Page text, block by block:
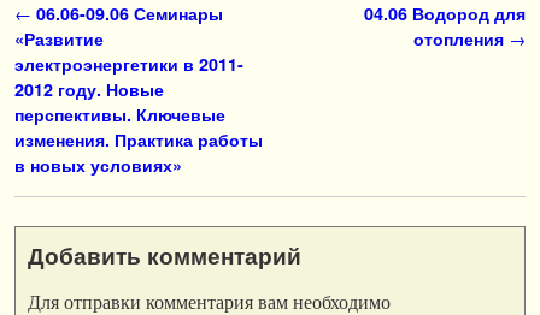
Навигация по записям
← 06.06-09.06 Семинары
«Развитие
электроэнергетики в 2011-
2012 году. Новые
перспективы. Ключевые
изменения. Практика работы
в новых условиях»
04.06 Водород для
отопления →
Добавить комментарий
Для отправки комментария вам необходимо